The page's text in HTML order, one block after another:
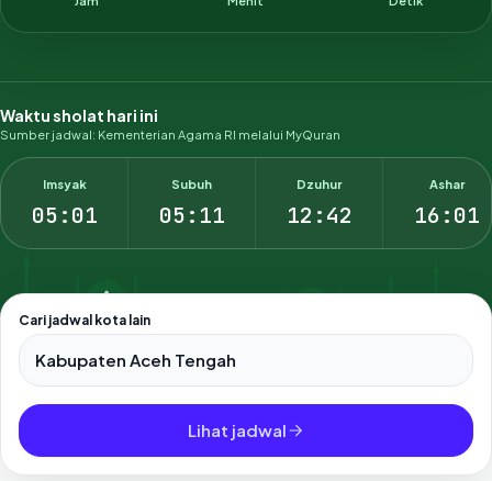
Waktu sholat hari ini
Sumber jadwal: Kementerian Agama RI melalui MyQuran
Imsyak
05:01
Subuh
05:11
Dzuhur
12:42
Ashar
16:01
Cari jadwal kota lain
Pilih salah satu dari 500+ kota dan kabupaten di Indonesia.
Lihat jadwal